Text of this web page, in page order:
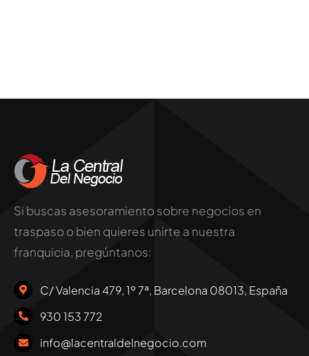
Si buscas asesoramiento sobre negocios en
traspaso o bien quieres unirte a nuestra
franquicia, pregúntanos:
C/ Valencia 479, 1º 7ª, Barcelona 08013, España
930 153 772
info@lacentraldelnegocio.com